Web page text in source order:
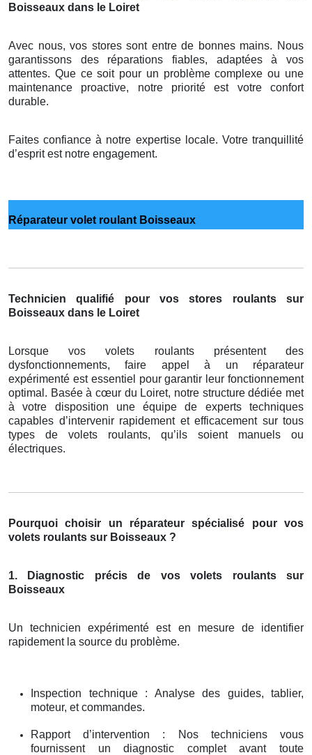
Boisseaux dans le Loiret
Avec nous, vos stores sont entre de bonnes mains. Nous
garantissons des réparations fiables, adaptées à vos
attentes. Que ce soit pour un problème complexe ou une
maintenance proactive, notre priorité est votre confort
durable.
Faites confiance à notre expertise locale. Votre tranquillité
d’esprit est notre engagement.
Réparateur volet roulant Boisseaux
Technicien qualifié pour vos stores roulants sur
Boisseaux dans le Loiret
Lorsque vos volets roulants présentent des
dysfonctionnements, faire appel à un réparateur
expérimenté est essentiel pour garantir leur fonctionnement
optimal. Basée à cœur du Loiret, notre structure dédiée met
à votre disposition une équipe de experts techniques
capables d’intervenir rapidement et efficacement sur tous
types de volets roulants, qu’ils soient manuels ou
électriques.
Pourquoi choisir un réparateur spécialisé pour vos
volets roulants sur Boisseaux ?
1. Diagnostic précis de vos volets roulants sur
Boisseaux
Un technicien expérimenté est en mesure de identifier
rapidement la source du problème.
Inspection technique : Analyse des guides, tablier,
moteur, et commandes.
Rapport d’intervention : Nos techniciens vous
fournissent un diagnostic complet avant toute